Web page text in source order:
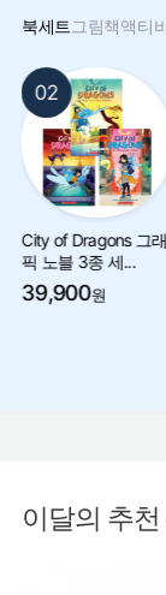
북세트 그림책액티
02
City of Dragons 그래
픽 노블 3종 세...
39,900원
이달의 추